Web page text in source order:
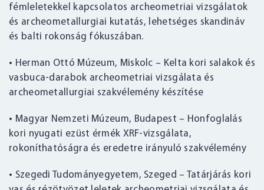
fémleletekkel kapcsolatos archeometriai vizsgálatok
és archeometallurgiai kutatás, lehetséges skandináv
és balti rokonság fókuszában.
• Herman Ottó Múzeum, Miskolc – Kelta kori salakok és
vasbuca-darabok archeometriai vizsgálata és
archeometallurgiai szakvélemény készítése
• Magyar Nemzeti Múzeum, Budapest – Honfoglalás
kori nyugati ezüst érmék XRF-vizsgálata,
rokoníthatóságra és eredetre irányuló szakvélemény
• Szegedi Tudományegyetem, Szeged – Tatárjárás kori